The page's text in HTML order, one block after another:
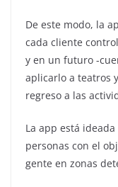
De este modo, la
cada cliente
y en un futuro -
aplicarlo a teatros
regreso a las
La app está
personas con el
gente en zonas